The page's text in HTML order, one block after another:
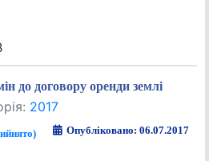
до договору оренди землі
2017
Опубліковано: 06.07.2017